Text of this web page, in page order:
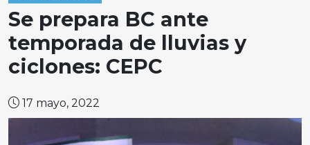
Se prepara BC ante
temporada de lluvias y
ciclones: CEPC
17 mayo, 2022